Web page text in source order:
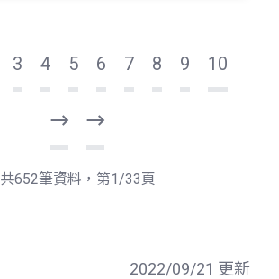
3 4 5 6 7 8 9 10
一
頁
後
一
共652筆資料，第1/33頁
2022/09/21 更新